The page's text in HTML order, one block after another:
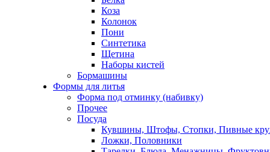
Коза
Колонок
Пони
Синтетика
Щетина
Наборы кистей
Бормашины
Формы для литья
Форма под отминку (набивку)
Прочее
Посуда
Кувшины, Штофы, Стопки, Пивные
Ложки, Половники